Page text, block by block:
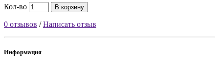
Кол-во В корзину
0 отзывов /Написать отзыв
Информация